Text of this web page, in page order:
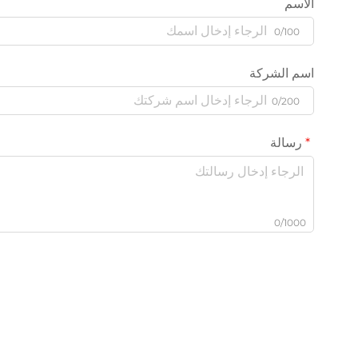
الاسم
0/100
اسم الشركة
0/200
رسالة
0/1000